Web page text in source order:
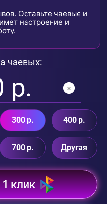
Оставьте чаевые и
настроение и
чаевых:
300 р. 400 р.
700 р. Другая
клик